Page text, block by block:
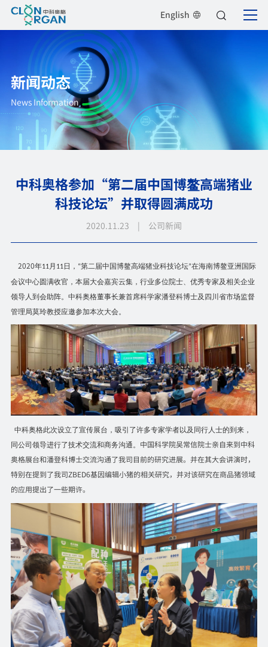
English
新闻动态
News Information
中科奥格参加“第二届中国博鳌高端猪业
科技论坛”并取得圆满成功
2020.11.23 | 公司新闻
2020年11月 11日， “第二届中国博鳌高端猪业科技论坛”在海南博鳌亚洲国际
会议中心圆满收官，本届大会嘉宾云集，行业多位院士、优秀专家及相关企业
领导人到会助阵。 中科奥格董事长兼首席科学家潘登科博士及四川省市场监督
管理局莫玲教授应邀参加本次大会。
中科奥格此次设立了宣传展台，吸引了许多专家学者以及同行人士的到来，
同公司领导进行了技术交流和商务沟通。 中国科学院吴常信院士亲自来到中科
奥格展台和潘登科博士交流沟通了我司目前的研究进展。并在其大会讲演时，
特别在提到了我司ZBED6基因编辑小猪的相关研究，并对该研究在商品猪领域
的应用提出了一些期许。